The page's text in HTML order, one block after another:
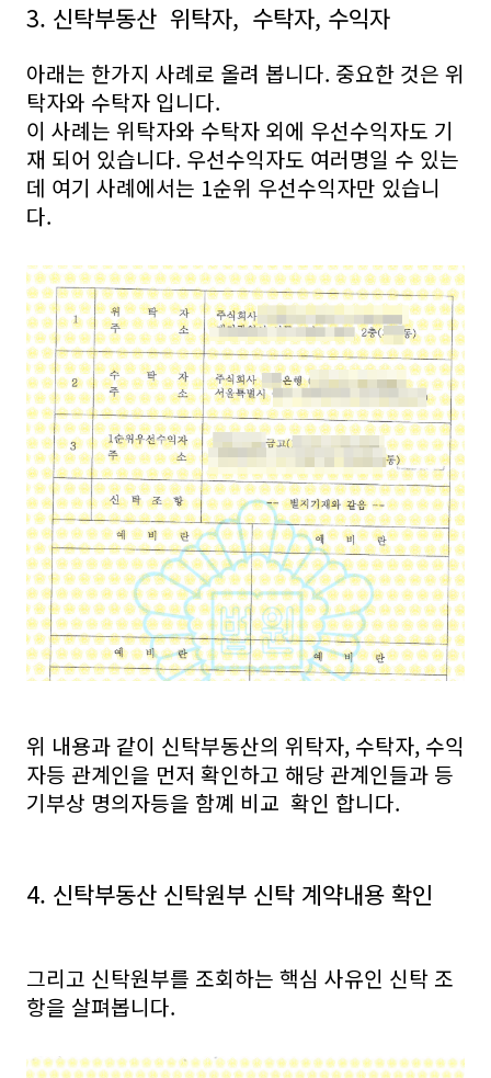
3. 신탁부동산 위탁자, 수탁자, 수익자
아래는 한가지 사례로 올려 봅니다. 중요한 것은 위
탁자와 수탁자 입니다.
이 사례는 위탁자와 수탁자 외에 우선수익자도 기
재 되어 있습니다. 우선수익자도 여러명일 수 있는
데 여기 사례에서는 1순위 우선수익자만 있습니
다.
위 내용과 같이 신탁부동산의 위탁자, 수탁자, 수익
자등 관계인을 먼저 확인하고 해당 관계인들과 등
기부상 명의자등을 함꼐 비교 확인 합니다.
4. 신탁부동산 신탁원부 신탁 계약내용 확인
그리고 신탁원부를 조회하는 핵심 사유인 신탁 조
항을 살펴봅니다.